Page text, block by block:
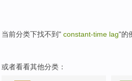
当前分类下找不到" constant-time lag"的
或者看看其他分类：